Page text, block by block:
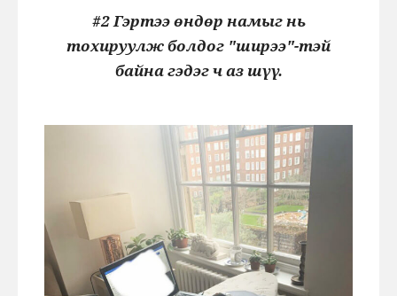
#2 Гэртээ өндөр намыг нь
тохируулж болдог "ширээ"-тэй
байна гэдэг ч аз шүү.